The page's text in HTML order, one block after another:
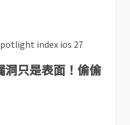
洞只是表面！偷偷